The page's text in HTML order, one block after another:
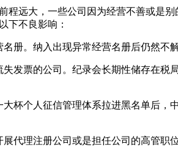
远大，一些公司因为经营不善或是
下不良影响：
册。纳入出现异常经营名册后仍然不
发票的公司。纪录会长期性储存在税
杯个人征信管理体系拉进黑名单后，
代理注册公司或是担任公司的高管职位